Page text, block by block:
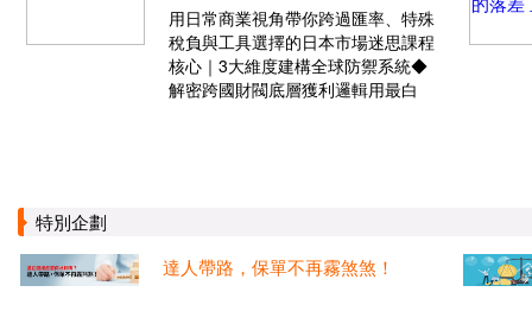
用日常商業視角帶你跨過匯率、特殊
稅負與工具選擇的日本市場迷思課程
核心｜3大維度建構全球防禦系統◆
解密跨國財閥底層獲利邏輯用最白
特別企劃
達人帶路，保單不再霧煞煞！